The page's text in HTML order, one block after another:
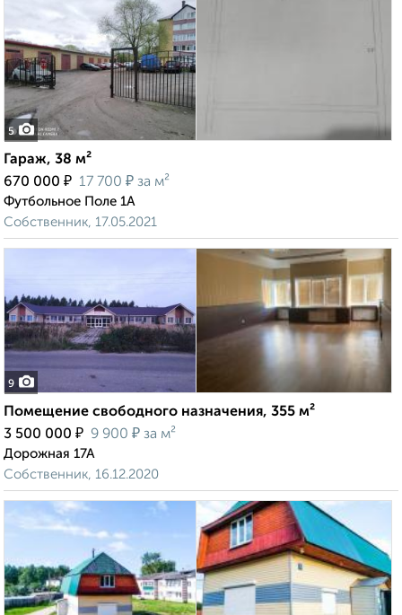
5
Гараж, 38 м²
670 000 ₽ 17 700 ₽ за м²
Футбольное Поле 1А
Собственник, 17.05.2021
9
Помещение свободного назначения, 355 м²
3 500 000 ₽ 9 900 ₽ за м²
Дорожная 17А
Собственник, 16.12.2020